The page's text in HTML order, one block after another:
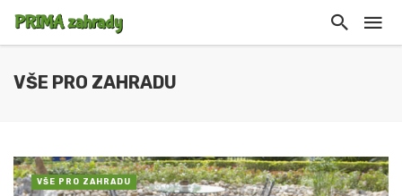
VŠE PRO ZAHRADU
VŠE PRO ZAHRADU